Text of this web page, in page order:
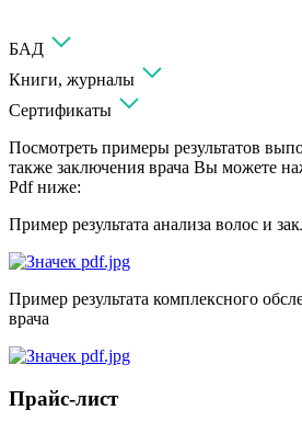
БАД
Книги, журналы
Сертификаты
Посмотреть примеры результатов
также заключения врача Вы можете
Pdf ниже:
Пример результата анализа волос и
Пример результата комплексного
врача
Прайс-лист